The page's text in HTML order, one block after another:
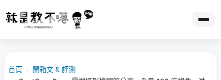
首頁 › 開箱文 & 評測